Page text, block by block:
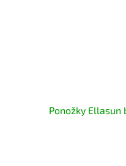
Ponožky